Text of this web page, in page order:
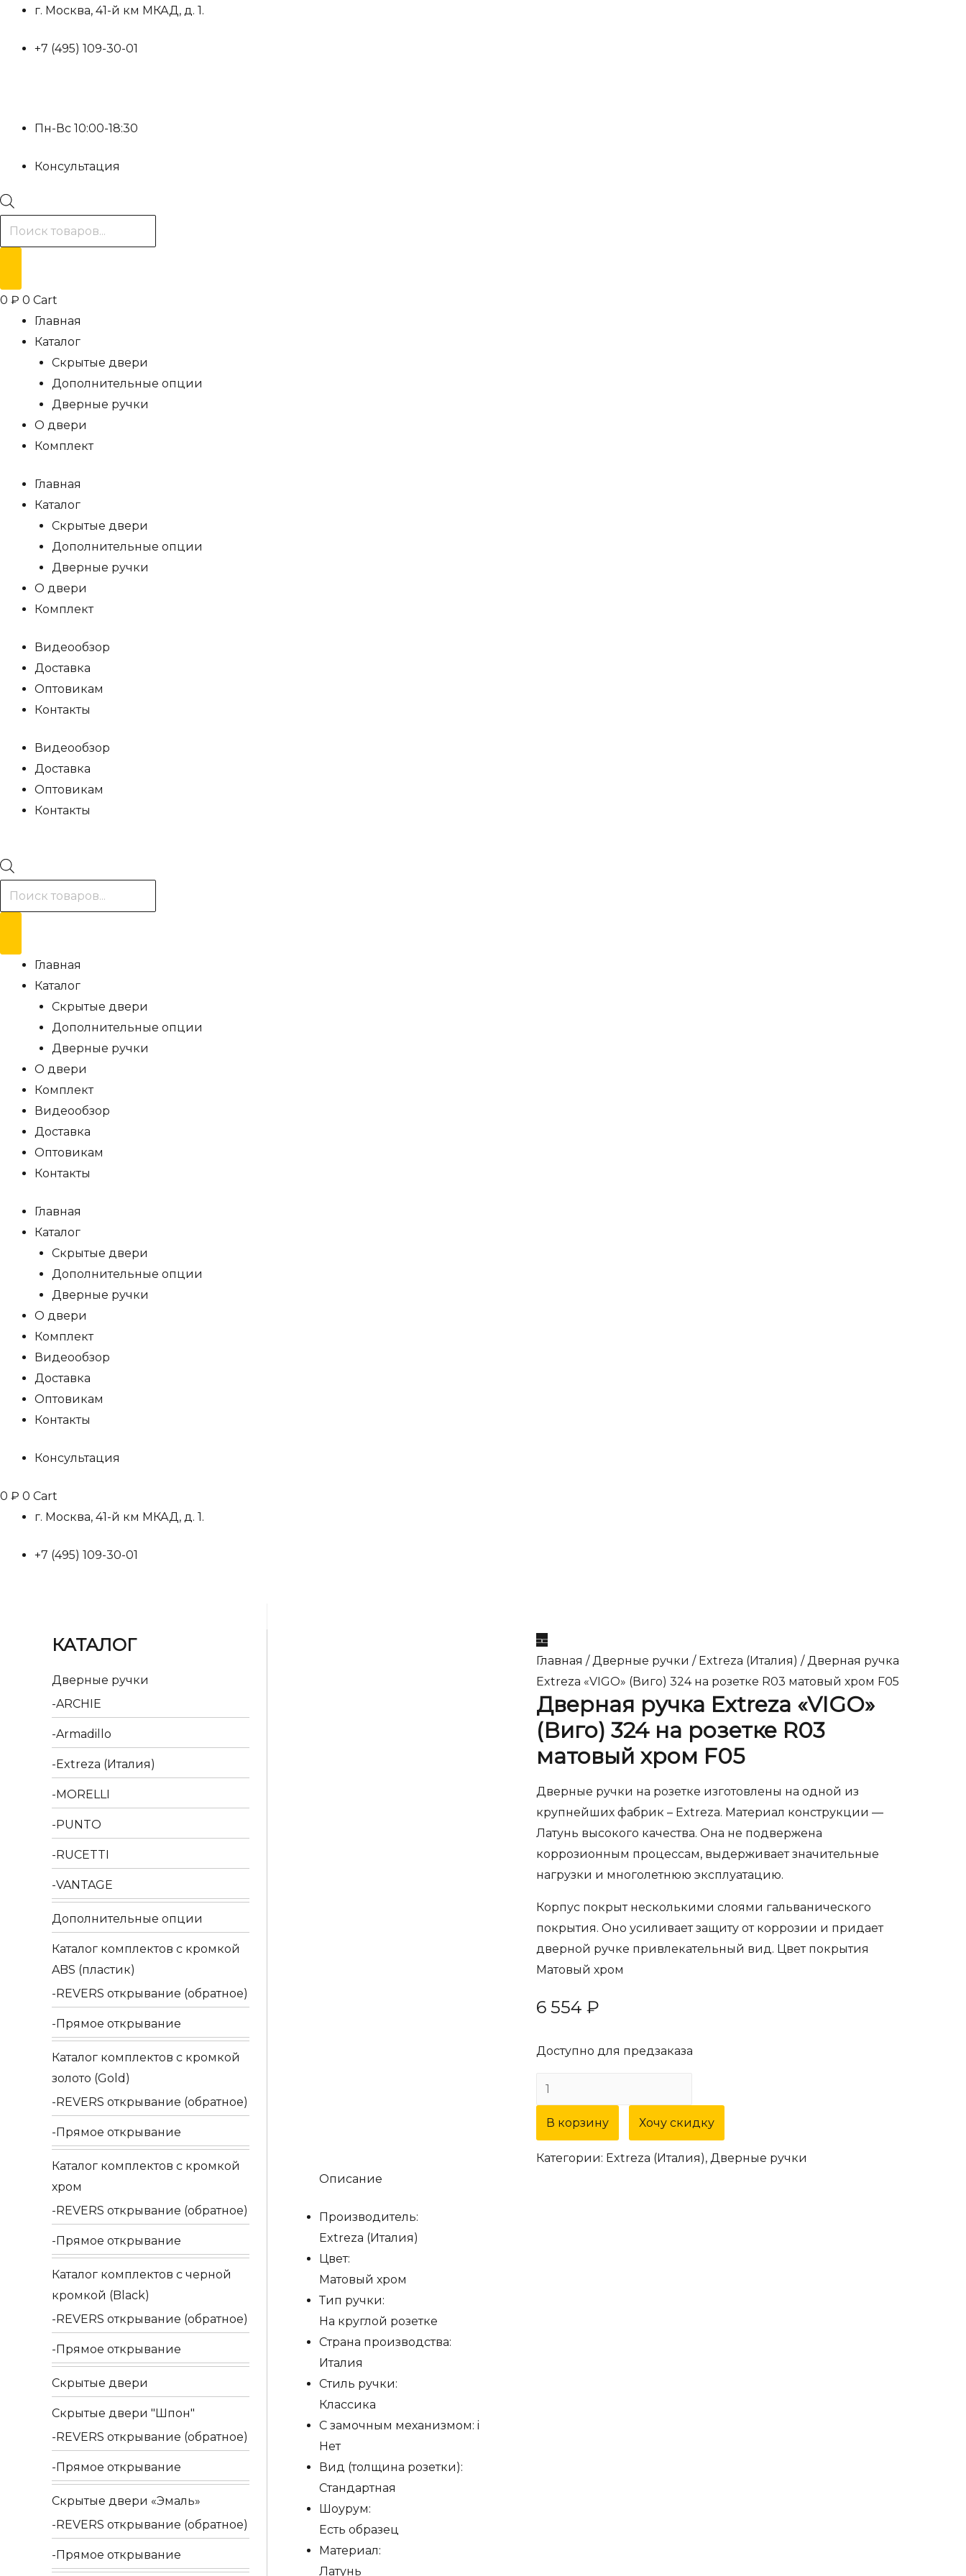
Перейти
содержимому
г. Москва, 41-й км МКАД, д. 1.
+7 (495) 109-30-01
Пн-Вс 10:00-18:30
Консультация
Поиск
товаров
0 ₽ 0 Cart
Главная
Каталог
Скрытые двери
Дополнительные опции
Дверные ручки
О двери
Комплект
Главная
Каталог
Скрытые двери
Дополнительные опции
Дверные ручки
О двери
Комплект
Видеообзор
Доставка
Оптовикам
Контакты
Видеообзор
Доставка
Оптовикам
Контакты
Поиск
товаров
Главная
Каталог
Скрытые двери
Дополнительные опции
Дверные ручки
О двери
Комплект
Видеообзор
Доставка
Оптовикам
Контакты
Главная
Каталог
Скрытые двери
Дополнительные опции
Дверные ручки
О двери
Комплект
Видеообзор
Доставка
Оптовикам
Контакты
Консультация
0 ₽ 0 Cart
г. Москва, 41-й км МКАД, д. 1.
+7 (495) 109-30-01
КАТАЛОГ
Дверные ручки
ARCHIE
Armadillo
Extreza (Италия)
MORELLI
PUNTO
RUCETTI
VANTAGE
Дополнительные опции
Каталог комплектов c кромкой
ABS (пластик)
REVERS открывание (обратное)
Прямое открывание
Каталог комплектов c кромкой
золото (Gold)
REVERS открывание (обратное)
Прямое открывание
Каталог комплектов c кромкой
хром
REVERS открывание (обратное)
Прямое открывание
Каталог комплектов c черной
кромкой (Black)
REVERS открывание (обратное)
Прямое открывание
Скрытые двери
Скрытые двери "Шпон"
REVERS открывание (обратное)
Прямое открывание
Скрытые двери «Эмаль»
REVERS открывание (обратное)
Прямое открывание
Главная /Дверные ручки / Extreza (Италия) / Дверная ручка
Extreza «VIGO» (Виго) 324 на розетке R03 матовый хром F05
Дверная ручка Extreza «VIGO»
(Виго) 324 на розетке R03
матовый хром F05
Дверные ручки на розетке изготовлены на одной из
крупнейших фабрик – Extreza. Материал конструкции —
Латунь высокого качества. Она не подвержена
коррозионным процессам, выдерживает значительные
нагрузки и многолетнюю эксплуатацию.
Корпус покрыт несколькими слоями гальванического
покрытия. Оно усиливает защиту от коррозии и придает
дверной ручке привлекательный вид. Цвет покрытия
Матовый хром
6 554 ₽
Доступно для предзаказа
Количество
товара
Дверная
ручка
Extreza
В корзину Хочу скидку
Категории: Extreza (Италия), Дверные ручки
Описание
Производитель:
Extreza (Италия)
Цвет:
Матовый хром
Тип ручки:
На круглой розетке
Страна производства:
Италия
Стиль ручки:
Классика
С замочным механизмом: i
Нет
Вид (толщина розетки):
Стандартная
Шоурум:
Есть образец
Материал:
Латунь